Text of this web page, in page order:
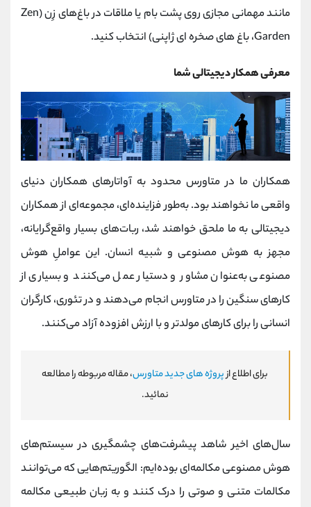
مانند مهمانی مجازی روی پشت بام یا ملاقات در باغ‌های زِن (Zen
Garden، باغ های صخره ای ژاپنی) انتخاب کنید.
معرفی همکار دیجیتالی شما
همکاران ما در متاورس محدود به آواتارهای همکاران دنیای
واقعی ما نخواهند بود. به‌طور فزاینده‌ای، مجموعه‌ای از همکاران
دیجیتالی به ما ملحق خواهند شد، ربات‌های بسیار واقع‌گرایانه،
مجهز به هوش مصنوعی و شبیه انسان. این عواملِ هوش
مصنوعی به‌عنوان مشاور و دستیار عمل می‌کنند و بسیاری از
کارهای سنگین را در متاورس انجام می‌دهند و در تئوری، کارگران
انسانی را برای کارهای مولدتر و با ارزش افزوده آزاد می‌کنند.
برای اطلاع ازپروژه های جدید متاورس، مقاله مربوطه را مطالعه
نمائید.
سال‌های اخیر شاهد پیشرفت‌های چشمگیری در سیستم‌های
هوش مصنوعی مکالمه‌ای بوده‌ایم: الگوریتم‌هایی که می‌توانند
مکالمات متنی و صوتی را درک کنند و به زبان طبیعی مکالمه